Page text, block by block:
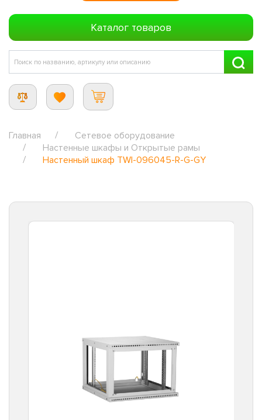
Каталог товаров
Главная
Сетевое оборудование
Настенные шкафы и Открытые рамы
Настенный шкаф TWI-096045-R-G-GY